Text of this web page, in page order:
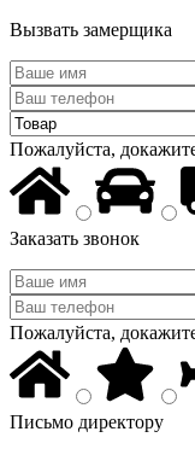
Вызвать замерщика
Пожалуйста,
Заказать звонок
Пожалуйста,
Письмо директору